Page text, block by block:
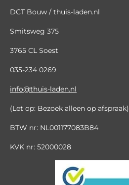
o
u
h
DCT Bouw / thuis-laden.nl
Smitsweg 375
3765 CL Soest
035-234 0269
info@thuis-laden.nl
(Let op: Bezoek alleen op afspraak)
BTW nr: NL001177083B84
KVK nr: 52000028